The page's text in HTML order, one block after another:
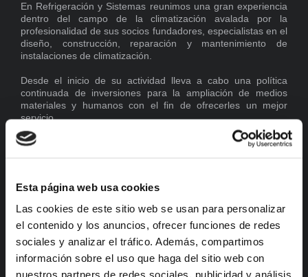
Esta página web usa cookies
Las cookies de este sitio web se usan para personalizar
el contenido y los anuncios, ofrecer funciones de redes
sociales y analizar el tráfico. Además, compartimos
información sobre el uso que haga del sitio web con
nuestros partners de redes sociales, publicidad y análisis
En Refrigeración y Sistemas reunimos una gran experiencia
dentro del campo de la climatización avalada por la
profesionalidad de sus socios fundadores, especialistas en el
diseño, construcción, reparación y mantenimiento de
instalaciones de climatización.
Desde el inicio de su actividad lleva a cabo una política
continuada de inversiones para la ampliación de medios
materiales y humanos con el fin de ofrecerles un mejor
servicio.
Brindamos calidad, seguridad y confianza para hacer sentir a
empresa a las directices impuestas por las nuevas
tecnologías.
Nos encantará mostrarle todas las posibilidades y opciones a
su disposición; estamos convencidos de que encontrará lo
que está buscando.